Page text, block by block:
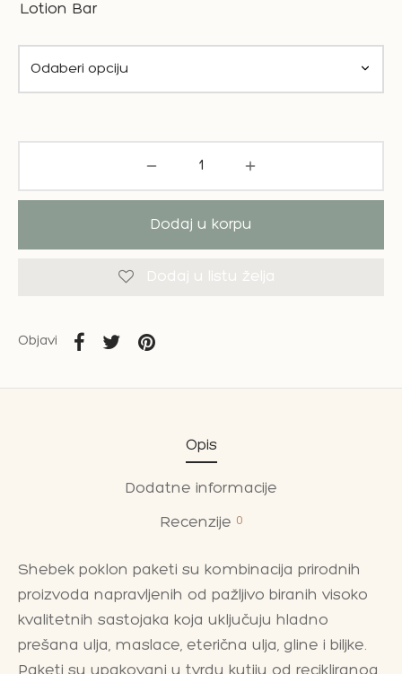
Lotion Bar
Dodaj u korpu
Dodaj u listu želja
Objavi
Opis
Dodatne informacije
Recenzije 0
Shebek poklon paketi su kombinacija prirodnih
proizvoda napravljenih od pažljivo biranih visoko
kvalitetnih sastojaka koja uključuju hladno
prešana ulja, maslace, eterična ulja, gline i biljke.
Paketi su upakovani u tvrdu kutiju od recikliranog